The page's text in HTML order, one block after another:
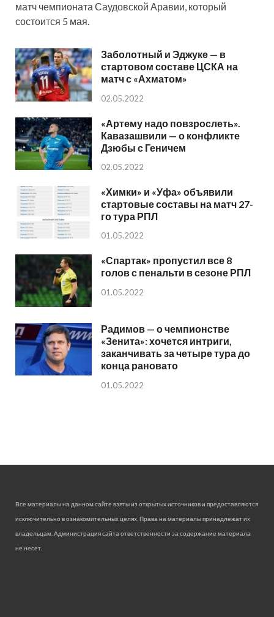
матч чемпионата Саудовской Аравии, который
состоится 5 мая.
Заболотный и Эджуке — в
стартовом составе ЦСКА на
матч с «Ахматом»
02.05.2022
«Артему надо повзрослеть».
Кавазашвили — о конфликте
Дзюбы с Геничем
02.05.2022
«Химки» и «Уфа» объявили
стартовые составы на матч 27-
го тура РПЛ
01.05.2022
«Спартак» пропустил все 8
голов с пенальти в сезоне РПЛ
01.05.2022
Радимов — о чемпионстве
«Зенита»: хочется интриги,
заканчивать за четыре тура до
конца рановато
01.05.2022
Все материалы на данном сайте взяты из открытых источников и предоставляются
исключительно в ознакомительных целях. Права на материалы принадлежат их
владельцам. Администрация сайта ответственности за содержание материала
не несет.